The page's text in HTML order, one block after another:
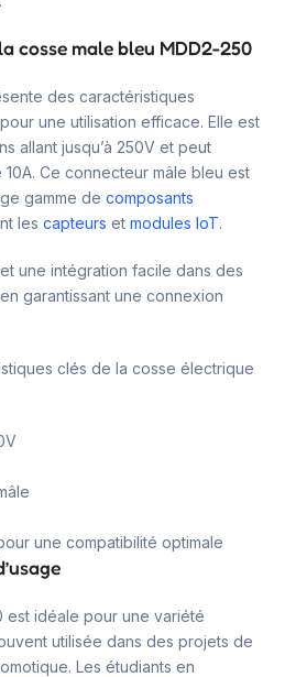
cosse male bleu MDD2-250
des caractéristiques
une utilisation efficace. Elle est
allant jusqu’à 250V et peut
Ce connecteur mâle bleu est
gamme de composants
les capteurs et modules IoT.
une intégration facile dans des
garantissant une connexion
clés de la cosse électrique
une compatibilité optimale
est idéale pour une variété
utilisée dans des projets de
Les étudiants en